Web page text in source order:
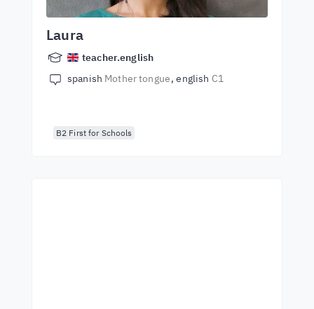
Laura
teacher.english
spanish Mother tongue english C1
B2 First for Schools